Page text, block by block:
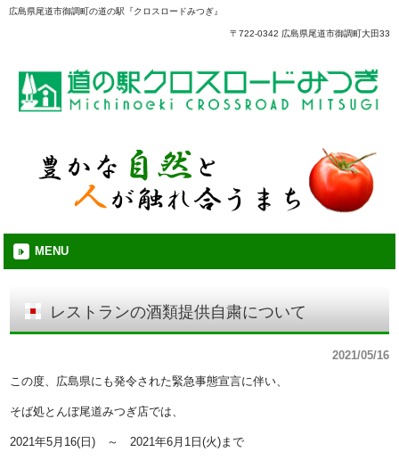
広島県尾道市御調町の道の駅『クロスロードみつぎ』
〒722-0342 広島県尾道市御調町大田33
MENU
レストランの酒類提供自粛について
2021/05/16
この度、広島県にも発令された緊急事態宣言に伴い、
そば処とんぼ尾道みつぎ店では、
2021年5月16(日) ～ 2021年6月1日(火)まで